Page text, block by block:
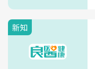
新知